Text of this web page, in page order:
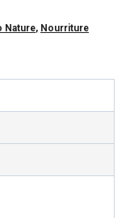
Nature, Nourriture